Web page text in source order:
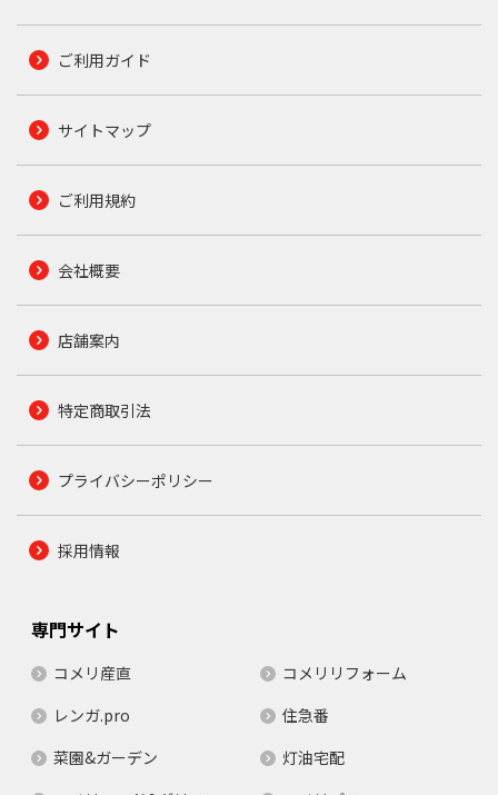
ご利用ガイド
サイトマップ
ご利用規約
会社概要
店舗案内
特定商取引法
プライバシーポリシー
採用情報
専門サイト
コメリ産直
コメリリフォーム
レンガ.pro
住急番
菜園&ガーデン
灯油宅配